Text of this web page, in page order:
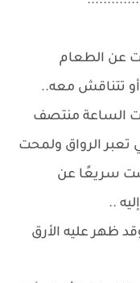
عن الطعام
أو تتناقش معه..
الساعة منتصف
الرواق ولمحت
سريعًا عن
..
ظهر عليه الأرق